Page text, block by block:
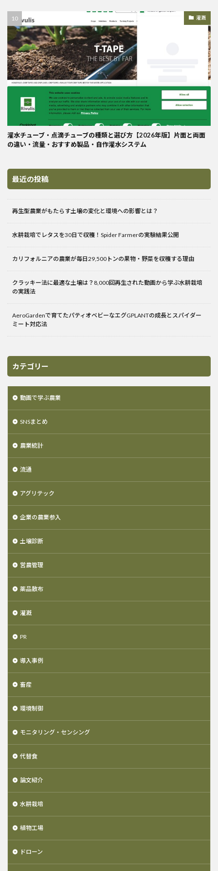
灌漑
灌水チューブ・点滴チューブの種類と選び方【2026年版】片面と両面
の違い・流量・おすすめ製品・自作灌水システム
最近の投稿
再生型農業がもたらす土壌の変化と環境への影響とは？
水耕栽培でレタスを30日で収穫！Spider Farmerの実験結果公開
カリフォルニアの農業が毎日29,500トンの果物・野菜を収穫する理由
クラッキー法に最適な土壌は？8,000回再生された動画から学ぶ水耕栽培
の実践法
AeroGardenで育てたパティオベビーなエグGPLANTの成長とスパイダー
ミート対応法
カテゴリー
動画で学ぶ農業
SNSまとめ
農業統計
流通
アグリテック
企業の農業参入
土壌診断
営農管理
薬品散布
灌漑
PR
導入事例
畜産
環境制御
モニタリング・センシング
代替食
論文紹介
水耕栽培
植物工場
ドローン